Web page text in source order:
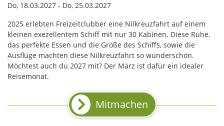
Do, 18.03.2027 - Do, 25.03.2027
2025 erlebten Freizeitclubber eine Nilkreuzfahrt auf einem
kleinen exezellentem Schiff mit nur 30 Kabinen. Diese Ruhe,
das perfekte Essen und die Größe des Schiffs, sowie die
Ausflüge machten diese Nilkreuzfahrt so wunderschön.
Möchtest auch du 2027 mit? Der März ist dafür ein idealer
Reisemonat.
Mitmachen